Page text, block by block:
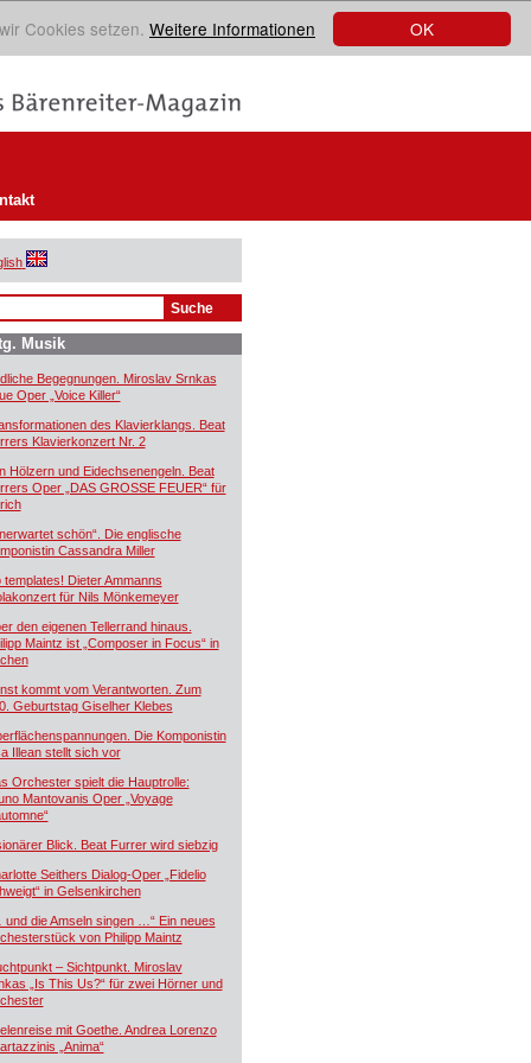
OK
Cookies setzen. Weitere Informationen
Musik
Begegnungen. Miroslav Srnkas
Oper „Voice Killer“
des Klavierklangs. Beat
Klavierkonzert Nr. 2
Hölzern und Eidechsenengeln. Beat
Oper „DAS GROSSE FEUER“ für
schön“. Die englische
Cassandra Miller
templates! Dieter Ammanns
für Nils Mönkemeyer
den eigenen Tellerrand hinaus.
Maintz ist „Composer in Focus“ in
kommt vom Verantworten. Zum
Geburtstag Giselher Klebes
Die Komponistin
Illean stellt sich vor
Orchester spielt die Hauptrolle:
Mantovanis Oper „Voyage
Blick. Beat Furrer wird siebzig
Seithers Dialog-Oper „Fidelio
in Gelsenkirchen
und die Amseln singen …“ Ein neues
von Philipp Maintz
– Sichtpunkt. Miroslav
„Is This Us?“ für zwei Hörner und
mit Goethe. Andrea Lorenzo
„Anima“